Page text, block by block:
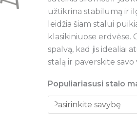
užtikrina stabilumą ir
leidžia šiam stalui
klasikiniuose erdvėse.
spalvą, kad jis idealiai
stalą ir paverskite
Populiariasusi stalo